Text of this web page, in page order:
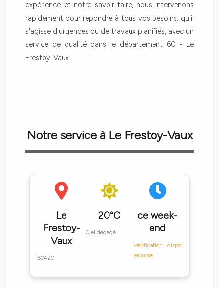
expérience et notre savoir-faire, nous intervenons
rapidement pour répondre à tous vos besoins, qu'il
s'agisse d'urgences ou de travaux planifiés, avec un
service de qualité dans le département 60 - Le
Frestoy-Vaux -
Notre service à Le Frestoy-Vaux
Le
Frestoy-
Vaux
60420
20°C
Ciel dégagé
ce week-
end
Vérification dispo
requise